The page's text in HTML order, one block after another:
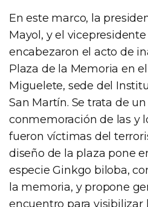
En este marco, la
Mayol, y el
encabezaron el acto de
Plaza de la Memoria en
Miguelete, sede del
San Martín. Se trata de
conmemoración de las y
fueron víctimas del
diseño de la plaza pone
especie Ginkgo biloba,
la memoria, y propone
encuentro para visibilizar